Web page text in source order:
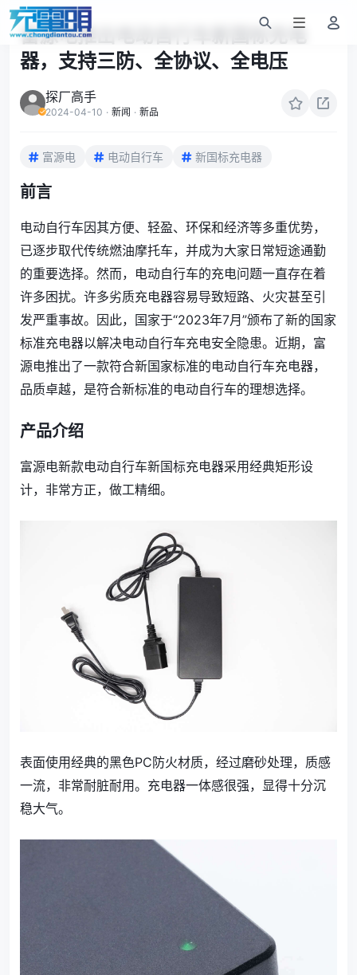
富源电推出电动自行车新国标充电
器，支持三防、全协议、全电压
探厂高手
2024-04-10 · 新闻 · 新品
富源电 电动自行车 新国标充电器
前言
电动自行车因其方便、轻盈、环保和经济等多重优势，
已逐步取代传统燃油摩托车，并成为大家日常短途通勤
的重要选择。然而，电动自行车的充电问题一直存在着
许多困扰。许多劣质充电器容易导致短路、火灾甚至引
发严重事故。因此，国家于“2023年7月”颁布了新的国家
标准充电器以解决电动自行车充电安全隐患。近期，富
源电推出了一款符合新国家标准的电动自行车充电器，
品质卓越，是符合新标准的电动自行车的理想选择。
产品介绍
富源电新款电动自行车新国标充电器采用经典矩形设
计，非常方正，做工精细。
表面使用经典的黑色PC防火材质，经过磨砂处理，质感
一流，非常耐脏耐用。充电器一体感很强，显得十分沉
稳大气。